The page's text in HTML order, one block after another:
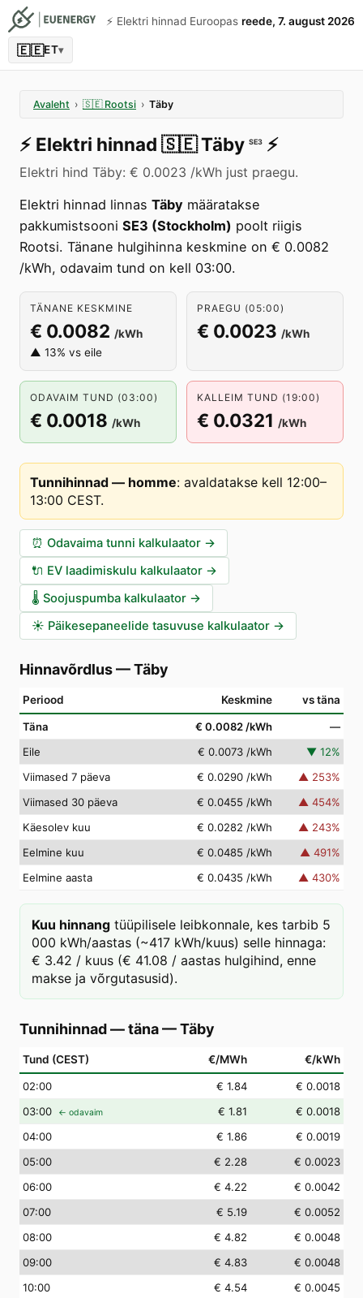
⚡️ Elektri hinnad Euroopas reede, 7. august 2026
🇪🇪ET▾
Avaleht › 🇸🇪 Rootsi › Täby
⚡️ Elektri hinnad 🇸🇪Täby SE3 ⚡️
Elektri hind Täby: € 0.0023 /kWh just praegu.
Elektri hinnad linnas Täby määratakse
pakkumistsooni SE3 (Stockholm) poolt riigis
Rootsi. Tänane hulgihinna keskmine on € 0.0082
/kWh, odavaim tund on kell 03:00.
TÄNANE KESKMINE
€ 0.0082 /kWh
▲ 13% vs eile
PRAEGU (05:00)
€ 0.0023 /kWh
ODAVAIM TUND (03:00)
€ 0.0018 /kWh
KALLEIM TUND (19:00)
€ 0.0321 /kWh
Tunnihinnad — homme: avaldatakse kell 12:00–
13:00 CEST.
⏰ Odavaima tunni kalkulaator →
🔌 EV laadimiskulu kalkulaator →
🌡️ Soojuspumba kalkulaator →
☀️ Päikesepaneelide tasuvuse kalkulaator →
Hinnavõrdlus—Täby
Periood Keskmine vs täna
Täna € 0.0082 /kWh
—
Eile
€ 0.0073 /kWh ▼ 12%
Viimased 7 päeva
€ 0.0290 /kWh ▲ 253%
Viimased 30 päeva
€ 0.0455 /kWh ▲ 454%
Käesolev kuu
€ 0.0282 /kWh ▲ 243%
Eelmine kuu
€ 0.0485 /kWh ▲ 491%
Eelmine aasta
€ 0.0435 /kWh ▲ 430%
Kuu hinnang tüüpilisele leibkonnale, kes tarbib 5
000 kWh/aastas (~417 kWh/kuus) selle hinnaga:
€ 3.42 / kuus (€ 41.08 / aastas hulgihind, enne
makse ja võrgutasusid).
Tunnihinnad — täna—Täby
Tund (CEST) €/MWh €/kWh
02:00 € 1.84
€ 0.0018
03:00 ← odavaim € 1.81
€ 0.0018
04:00 € 1.86
€ 0.0019
05:00 € 2.28
€ 0.0023
06:00 € 4.22
€ 0.0042
07:00 € 5.19
€ 0.0052
08:00 € 4.82
€ 0.0048
09:00 € 4.83
€ 0.0048
10:00 € 4.54
€ 0.0045